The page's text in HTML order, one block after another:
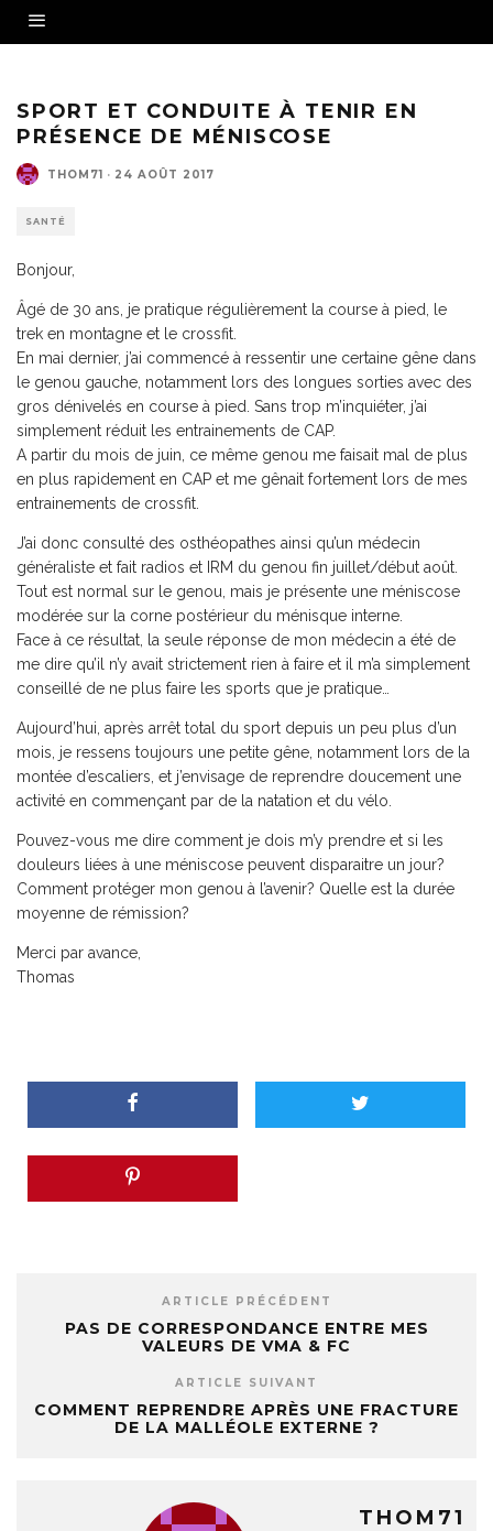
SPORT ET CONDUITE À TENIR EN
PRÉSENCE DE MÉNISCOSE
THOM71 · 24 AOÛT 2017
SANTÉ
Bonjour,
Âgé de 30 ans, je pratique régulièrement la course à pied, le
trek en montagne et le crossfit.
En mai dernier, j’ai commencé à ressentir une certaine gêne dans
le genou gauche, notamment lors des longues sorties avec des
gros dénivelés en course à pied. Sans trop m’inquiéter, j’ai
simplement réduit les entrainements de CAP.
A partir du mois de juin, ce même genou me faisait mal de plus
en plus rapidement en CAP et me gênait fortement lors de mes
entrainements de crossfit.
J’ai donc consulté des osthéopathes ainsi qu’un médecin
généraliste et fait radios et IRM du genou fin juillet/début août.
Tout est normal sur le genou, mais je présente une méniscose
modérée sur la corne postérieur du ménisque interne.
Face à ce résultat, la seule réponse de mon médecin a été de
me dire qu’il n’y avait strictement rien à faire et il m’a simplement
conseillé de ne plus faire les sports que je pratique…
Aujourd’hui, après arrêt total du sport depuis un peu plus d’un
mois, je ressens toujours une petite gêne, notamment lors de la
montée d’escaliers, et j’envisage de reprendre doucement une
activité en commençant par de la natation et du vélo.
Pouvez-vous me dire comment je dois m’y prendre et si les
douleurs liées à une méniscose peuvent disparaitre un jour?
Comment protéger mon genou à l’avenir? Quelle est la durée
moyenne de rémission?
Merci par avance,
Thomas
ARTICLE PRÉCÉDENT
PAS DE CORRESPONDANCE ENTRE MES
VALEURS DE VMA & FC
ARTICLE SUIVANT
COMMENT REPRENDRE APRÈS UNE FRACTURE
DE LA MALLÉOLE EXTERNE ?
THOM71